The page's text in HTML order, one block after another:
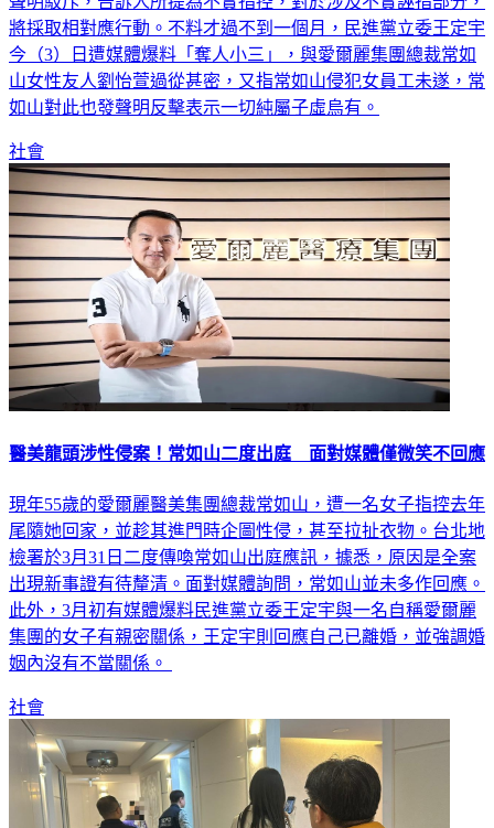
聲明駁斥，告訴人所提為不實指控，對於涉及不實誣指部分，
將採取相對應行動。不料才過不到一個月，民進黨立委王定宇
今（3）日遭媒體爆料「奪人小三」，與愛爾麗集團總裁常如
山女性友人劉怡萱過從甚密，又指常如山侵犯女員工未遂，常
社會
現年55歲的愛爾麗醫美集團總裁常如山，遭一名女子指控去年
尾隨她回家，並趁其進門時企圖性侵，甚至拉扯衣物。台北地
檢署於3月31日二度傳喚常如山出庭應訊，據悉，原因是全案
出現新事證有待釐清。面對媒體詢問，常如山並未多作回應。
此外，3月初有媒體爆料民進黨立委王定宇與一名自稱愛爾麗
集團的女子有親密關係，王定宇則回應自己已離婚，並強調婚
社會